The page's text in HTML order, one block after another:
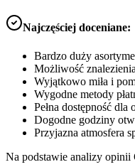
Najczęściej doceniane:
Bardzo duży
Możliwość
Wyjątkowo miła i
Wygodne metody
Pełna dostępność
Dogodne godziny
Przyjazna atmosfera
Na podstawie analizy opinii